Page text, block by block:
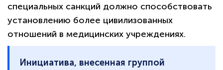
специальных санкций должно способствовать
установлению более цивилизованных
отношений в медицинских учреждениях.
Инициатива, внесенная группой